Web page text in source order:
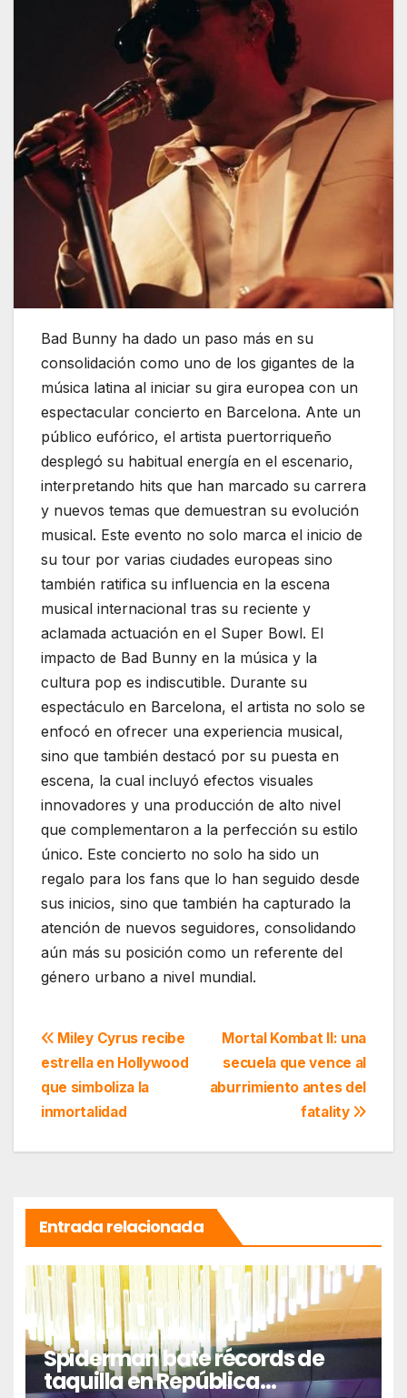
Bad Bunny ha dado un paso más en su
consolidación como uno de los gigantes de la
música latina al iniciar su gira europea con un
espectacular concierto en Barcelona. Ante un
público eufórico, el artista puertorriqueño
desplegó su habitual energía en el escenario,
interpretando hits que han marcado su carrera
y nuevos temas que demuestran su evolución
musical. Este evento no solo marca el inicio de
su tour por varias ciudades europeas sino
también ratifica su influencia en la escena
musical internacional tras su reciente y
aclamada actuación en el Super Bowl. El
impacto de Bad Bunny en la música y la
cultura pop es indiscutible. Durante su
espectáculo en Barcelona, el artista no solo se
enfocó en ofrecer una experiencia musical,
sino que también destacó por su puesta en
escena, la cual incluyó efectos visuales
innovadores y una producción de alto nivel
que complementaron a la perfección su estilo
único. Este concierto no solo ha sido un
regalo para los fans que lo han seguido desde
sus inicios, sino que también ha capturado la
atención de nuevos seguidores, consolidando
aún más su posición como un referente del
género urbano a nivel mundial.
Navegación
de
entradas
Mortal Kombat II: una
secuela que vence al
aburrimiento antes del
fatality
Miley Cyrus recibe
estrella en Hollywood
que simboliza la
inmortalidad
Entrada relacionada
Spiderman bate récords de
taquilla en República